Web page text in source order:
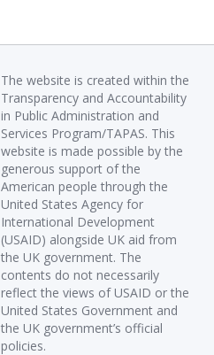
The website is created within the
Transparency and Accountability
in Public Administration and
Services Program/TAPAS. This
website is made possible by the
generous support of the
American people through the
United States Agency for
International Development
(USAID) alongside UK aid from
the UK government. The
contents do not necessarily
reflect the views of USAID or the
United States Government and
the UK government’s official
policies.